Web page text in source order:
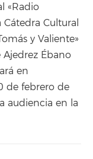
«Radio
Cátedra Cultural
y Valiente»
Ajedrez Ébano
en
de febrero de
audiencia en la